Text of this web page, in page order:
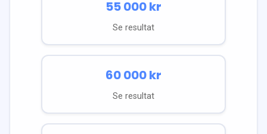
55 000kr
Se resultat
60 000kr
Se resultat